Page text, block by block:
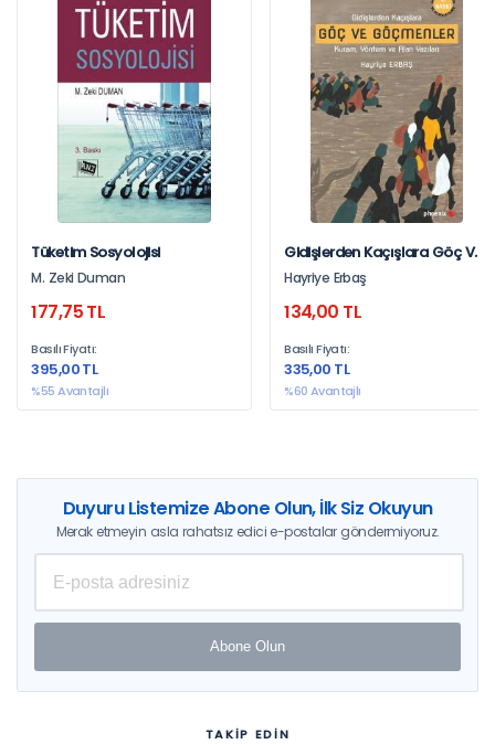
Tüketim Sosyolojisi
M. Zeki Duman
177,75 TL
Basılı Fiyatı:
395,00 TL
%55 Avantajlı
Gidişlerden Kaçışlara Göç Ve
Göçmenler Kuram, Yöntem
Ve Alan Yazıları
Hayriye Erbaş
134,00 TL
Basılı Fiyatı:
335,00 TL
%60 Avantajlı
Duyuru Listemize Abone Olun, İlk Siz Okuyun
Merak etmeyin asla rahatsız edici e-postalar göndermiyoruz.
Abone Olun
TAKİP EDİN